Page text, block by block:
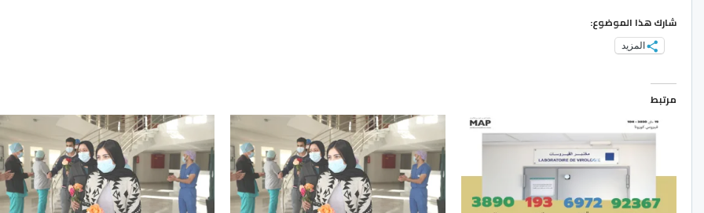
شارك هذا الموضوع:
المزيد
مرتبط